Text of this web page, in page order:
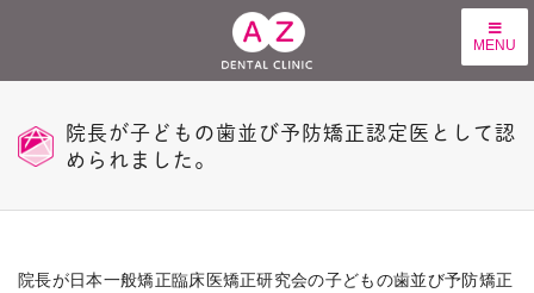
MENU
院長が子どもの歯並び予防矯正認定医として認
められました。
院長が日本一般矯正臨床医矯正研究会の子どもの歯並び予防矯正